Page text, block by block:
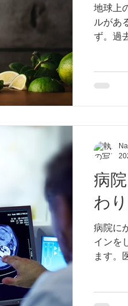
地球上
ルがあ
ず。過
病
わ
病院に
インを
ます。